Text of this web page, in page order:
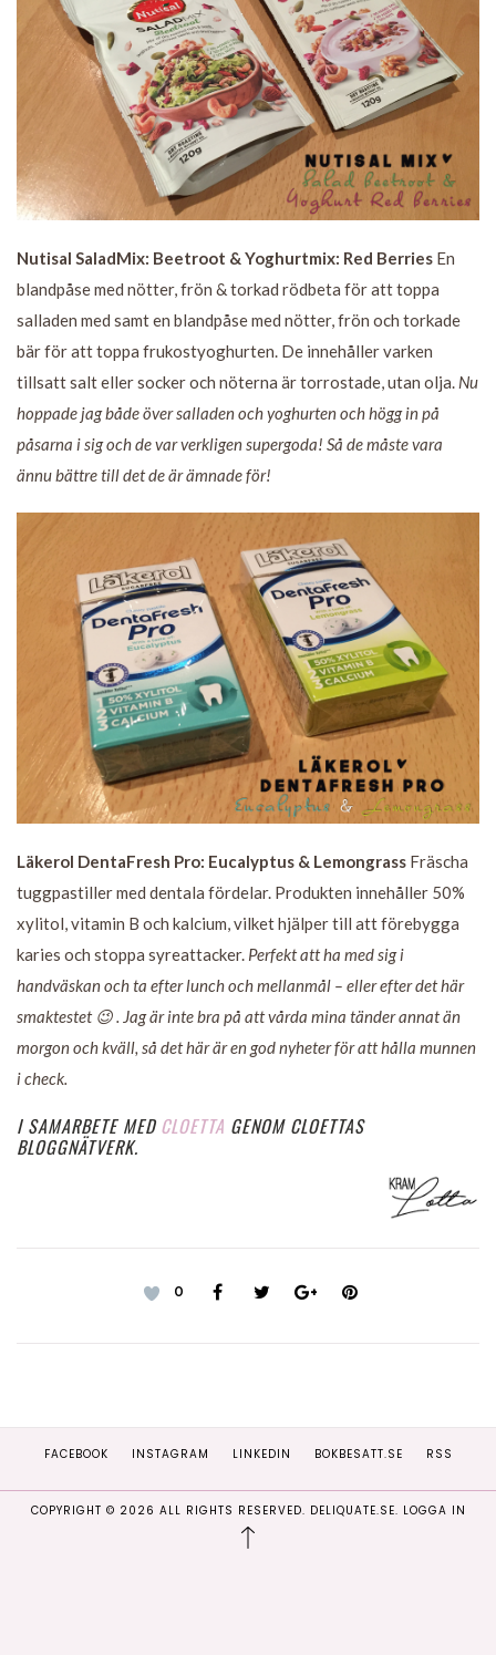
Nutisal SaladMix: Beetroot & Yoghurtmix: Red Berries En
blandpåse med nötter, frön & torkad rödbeta för att toppa
salladen med samt en blandpåse med nötter, frön och torkade
bär för att toppa frukostyoghurten. De innehåller varken
tillsatt salt eller socker och nöterna är torrostade, utan olja. Nu
hoppade jag både över salladen och yoghurten och högg in på
påsarna i sig och de var verkligen supergoda! Så de måste vara
ännu bättre till det de är ämnade för!
Läkerol DentaFresh Pro: Eucalyptus & Lemongrass Fräscha
tuggpastiller med dentala fördelar. Produkten innehåller 50%
xylitol, vitamin B och kalcium, vilket hjälper till att förebygga
karies och stoppa syreattacker. Perfekt att ha med sig i
handväskan och ta efter lunch och mellanmål – eller efter det här
smaktestet 😉 . Jag är inte bra på att vårda mina tänder annat än
morgon och kväll, så det här är en god nyheter för att hålla munnen
i check.
I SAMARBETE MED CLOETTA GENOM CLOETTAS
BLOGGNÄTVERK.
0
FACEBOOK INSTAGRAM LINKEDIN BOKBESATT.SE RSS
COPYRIGHT © 2026 ALL RIGHTS RESERVED. DELIQUATE.SE. LOGGA IN